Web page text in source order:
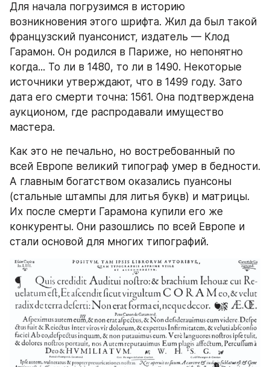
Для начала погрузимся в историю
возникновения этого шрифта. Жил да был такой
французский пуансонист, издатель — Клод
Гарамон. Он родился в Париже, но непонятно
когда... То ли в 1480, то ли в 1490. Некоторые
источники утверждают, что в 1499 году. Зато
дата его смерти точна: 1561. Она подтверждена
аукционом, где распродавали имущество
мастера.
Как это не печально, но востребованный по
всей Европе великий типограф умер в бедности.
А главным богатством оказались пуансоны
(стальные штампы для литья букв) и матрицы.
Их после смерти Гарамона купили его же
конкуренты. Они разошлись по всей Европе и
стали основой для многих типографий.